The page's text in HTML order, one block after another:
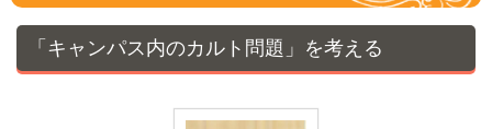
「キャンパス内のカルト問題」を考える